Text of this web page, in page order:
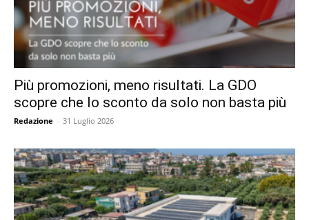
Più promozioni, meno risultati. La GDO
scopre che lo sconto da solo non basta più
Redazione - 31 Luglio 2026